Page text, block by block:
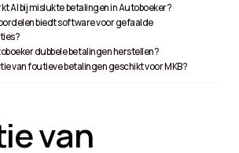
AI bij mislukte betalingen in Autoboeker?
biedt software voor gefaalde
dubbele betalingen herstellen?
van foutieve betalingen geschikt voor MKB?
van